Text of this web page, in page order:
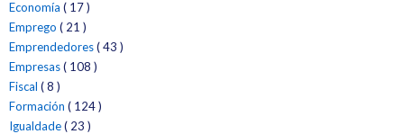
Economía ( 17 )
Emprego ( 21 )
Emprendedores( 43 )
Empresas( 108 )
Fiscal ( 8 )
Formación ( 124 )
Igualdade( 23 )